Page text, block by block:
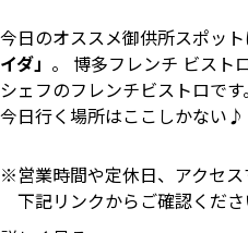
今日のオススメ御供所スポッ
イダ」 。 博多フレンチ ビスト
シェフのフレンチビストロです。
今日行く場所はここしかない♪
営業時間や定休日、アクセ
下記リンクからご確認くださ